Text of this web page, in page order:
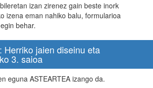
izan zirenez gain beste inork
izena eman nahiko balu, formularioa
behar.
Herriko jaien diseinu eta
3. saioa
eguna ASTEARTEA izango da.